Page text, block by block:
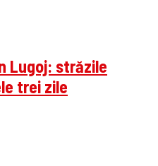
Lugoj: străzile
trei zile